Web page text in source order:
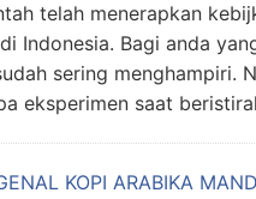
telah menerapkan
Indonesia. Bagi anda
sering menghampiri.
eksperimen saat